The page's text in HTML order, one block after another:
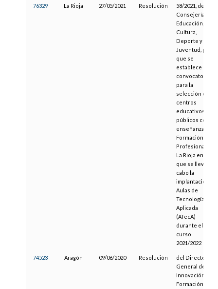
76329 La Rioja 27/05/2021 Resolución
58/2021, de la
Consejería de
Educación,
Cultura,
Deporte y
Juventud, por la
que se
establece la
convocatoria
para la
selección de
centros
educativos
públicos con
enseñanzas de
Formación
Profesional de
La Rioja en los
que se llevará a
cabo la
implantación de
Aulas de
Tecnología
Aplicada
(ATecA)
durante el
curso
2021/2022
74523 Aragón 09/06/2020 Resolución
del Director
General de
Innovación y
Formación